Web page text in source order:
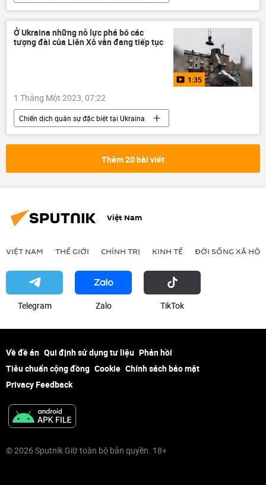
Cuộc khủng hoảng ở Ukraina
Ukraina
Video từ Ukraina
DNR
Sáp nhập DNR, LNR, Zaporozhye và Kherson vào Nga
Ở Ukraina những nỗ lực phá bỏ các
tượng đài của Liên Xô vẫn đang tiếp tục
1:35
1 Tháng Một 2023, 07:22
Chiến dịch quân sự đặc biệt tại Ukraina
Cuộc khủng hoảng ở Ukraina
Sáp nhập DNR, LNR, Zaporozhye và Kherson vào Nga
LNR
Donbass
Donetsk
Thêm 20 bài viết
Việt Nam
VIỆT NAM THẾ GIỚI CHÍNH TRỊ KINH TẾ ĐỜI SỐNG XÃ HỘI
Telegram Zalo ТikТоk
Về đề án Qui định sử dụng tư liệu Phản hồi
Tiêu chuẩn cộng đồng Cookie Chính sách bảo mật
Privacy Feedback
© 2026 Sputnik Giữ toàn bộ bản quyền. 18+